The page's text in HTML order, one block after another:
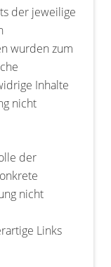
der jeweilige
wurden zum
Inhalte
nicht
der
nicht
Links